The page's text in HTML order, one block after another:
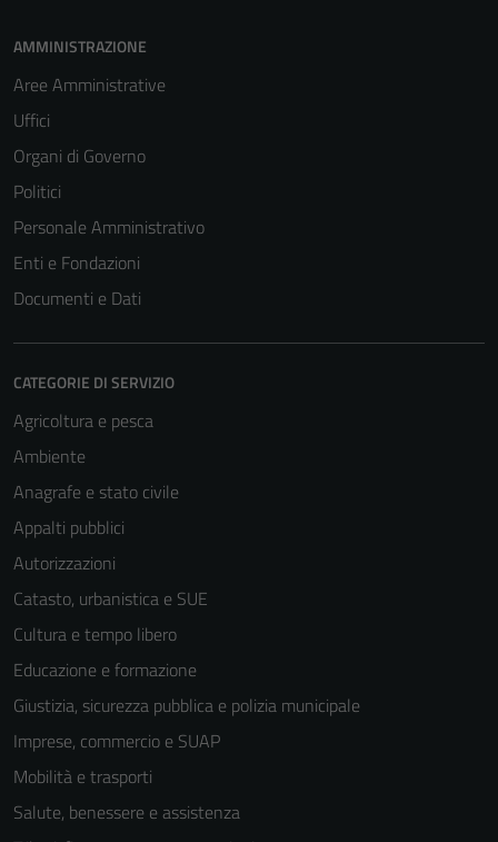
AMMINISTRAZIONE
Aree Amministrative
Uffici
Organi di Governo
Politici
Personale Amministrativo
Enti e Fondazioni
Documenti e Dati
CATEGORIE DI SERVIZIO
Agricoltura e pesca
Ambiente
Anagrafe e stato civile
Appalti pubblici
Autorizzazioni
Catasto, urbanistica e SUE
Cultura e tempo libero
Educazione e formazione
Giustizia, sicurezza pubblica e polizia municipale
Imprese, commercio e SUAP
Mobilità e trasporti
Salute, benessere e assistenza